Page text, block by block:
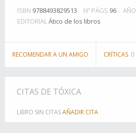
ISBN 9788493829513 Nº PÁGS 96 AÑO
EDITORIALÁtico de los libros
RECOMENDAR A UN AMIGO CRÍTICAS 0
CITAS DE TÓXICA
LIBRO SIN CITASAÑADIR CITA